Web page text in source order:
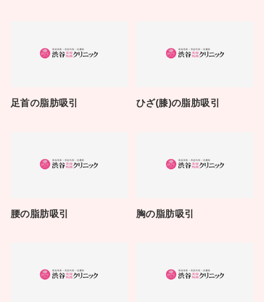
足首の脂肪吸引 ひざ(膝)の脂肪吸引
腰の脂肪吸引 胸の脂肪吸引